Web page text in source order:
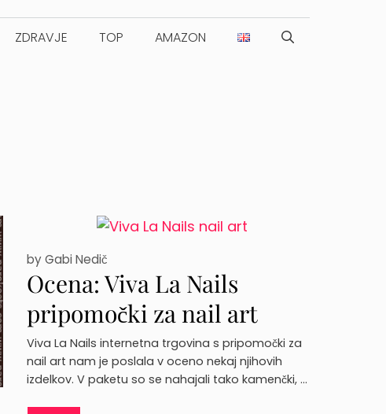
ZDRAVJE TOP AMAZON
Ocena: Viva La Nails
pripomočki za nail art
byGabi Nedič
Viva La Nails internetna trgovina s pripomočki za
nail art nam je poslala v oceno nekaj njihovih
izdelkov. V paketu so se nahajali tako kamenčki, …